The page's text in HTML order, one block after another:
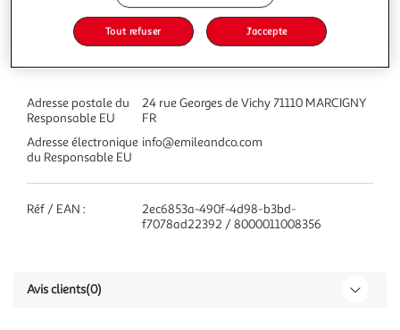
Caractéristiques
Adresse postale du
Responsable EU
24 rue Georges de Vichy 71110 MARCIGNY
FR
Adresse électronique
du Responsable EU
info@emileandco.com
Réf / EAN :
2ec6853a-490f-4d98-b3bd-
f7078ad22392 / 8000011008356
Avis clients(0)
Tout refuser J'accepte